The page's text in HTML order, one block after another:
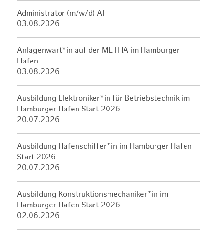
Administrator (m/w/d) AI
03.08.2026
Anlagenwart*in auf der METHA im Hamburger
Hafen
03.08.2026
Ausbildung Elektroniker*in für Betriebstechnik im
Hamburger Hafen Start 2026
20.07.2026
Ausbildung Hafenschiffer*in im Hamburger Hafen
Start 2026
20.07.2026
Ausbildung Konstruktionsmechaniker*in im
Hamburger Hafen Start 2026
02.06.2026